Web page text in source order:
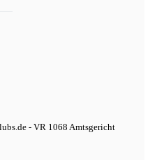
- VR 1068 Amtsgericht